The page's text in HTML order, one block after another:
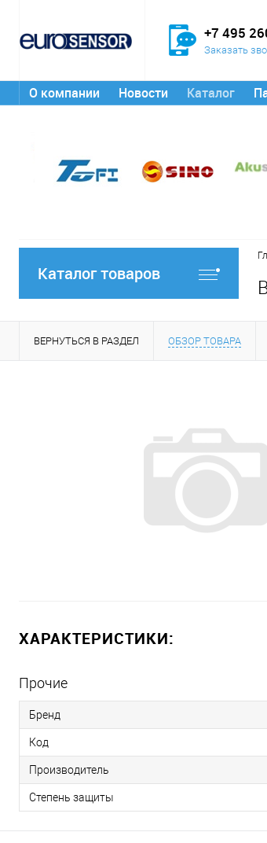
+7 495
Заказать
О компании Новости Каталог
Каталог товаров
ВЕРНУТЬСЯ В РАЗДЕЛ ОБЗОР ТОВАРА
ХАРАКТЕРИСТИКИ:
Прочие
Бренд
Код
Производитель
Степень защиты